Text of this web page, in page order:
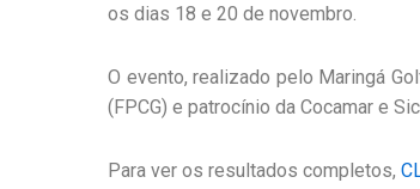
os dias 18 e 20 de novembro.
O evento, realizado pelo Maringá
(FPCG) e patrocínio da Cocamar e
Para ver os resultados completos,